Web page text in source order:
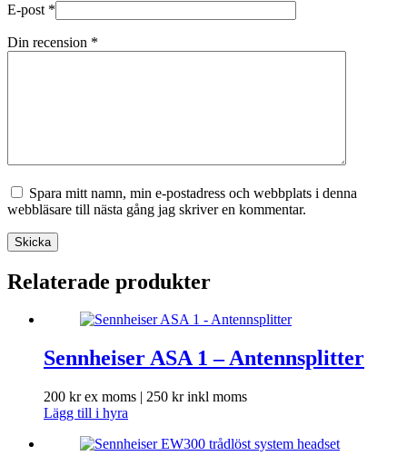
E-post *
Din recension *
Spara mitt namn, min e-postadress och webbplats i denna
webbläsare till nästa gång jag skriver en kommentar.
Skicka
Relaterade produkter
Sennheiser ASA 1 – Antennsplitter
200 krex moms | 250 krinkl moms
Lägg till i hyra